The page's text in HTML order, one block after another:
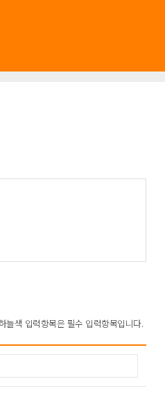
습니다.
늘색 입력항목은 필수 입력항목입니다.